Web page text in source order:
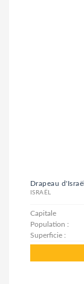
Drapeau d'Israël
ISRAËL
Capitale
Population :
Superficie :